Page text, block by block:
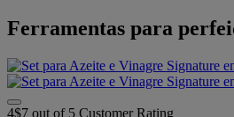
Ferramentas para
4$7 out of 5 Customer Rating